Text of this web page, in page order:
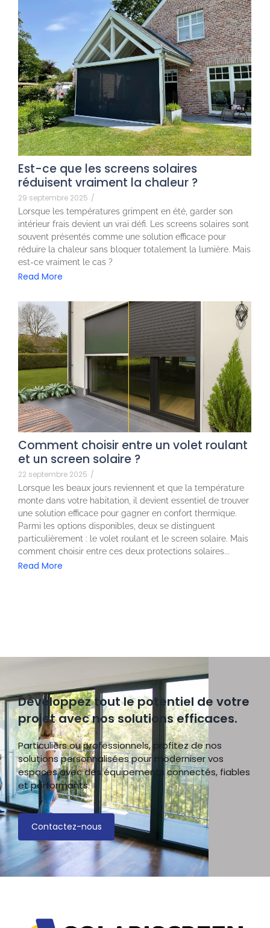
Est-ce que les screens solaires
réduisent vraiment la chaleur ?
29 septembre 2025 /
Lorsque les températures grimpent en été, garder son
intérieur frais devient un vrai défi. Les screens solaires sont
souvent présentés comme une solution efficace pour
réduire la chaleur sans bloquer totalement la lumière. Mais
est-ce vraiment le cas ?
Read More
Comment choisir entre un volet roulant
et un screen solaire ?
22 septembre 2025 /
Lorsque les beaux jours reviennent et que la température
monte dans votre habitation, il devient essentiel de trouver
une solution efficace pour gagner en confort thermique.
Parmi les options disponibles, deux se distinguent
particulièrement : le volet roulant et le screen solaire. Mais
comment choisir entre ces deux protections solaires...
Read More
Développez tout le potentiel de votre
projet avec nos solutions efficaces.
Particuliers ou professionnels, profitez de nos
solutions personnalisées pour moderniser vos
espaces avec des équipements connectés, fiables
et performants.
Contactez-nous